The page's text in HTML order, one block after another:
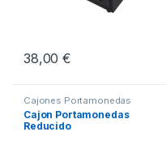
38,00€
Cajones Portamonedas
Cajon Portamonedas
Reducido